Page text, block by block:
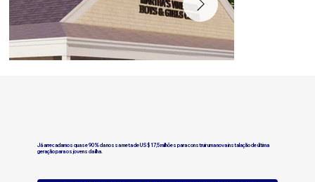
Já arrecadamos quase 90% da nossa meta de US$ 17,5 milhões para construir uma nova instalação de última
geração para os jovens da ilha.